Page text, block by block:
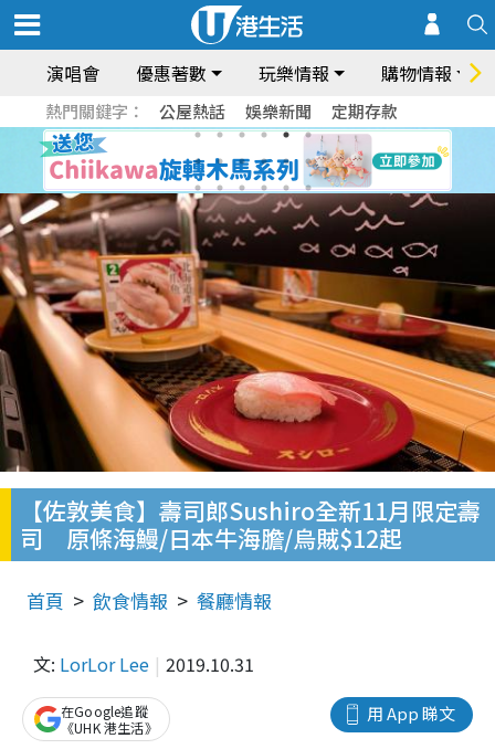
演唱會 優惠著數 玩樂情報 購物情報
熱門關鍵字： 公屋熱話 娛樂新聞 定期存款
【佐敦美食】壽司郎Sushiro全新11月限定壽
司 原條海鰻/日本牛海膽/烏賊$12起
首頁 飲食情報 餐廳情報
文: LorLor Lee 2019.10.31
用 App 睇文
在Google追蹤
《UHK 港生活》